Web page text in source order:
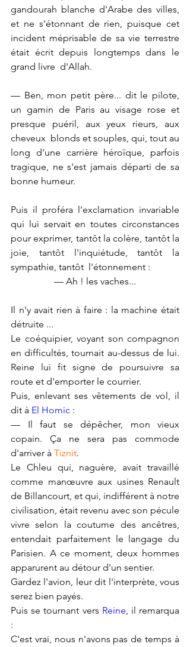
gandourah blanche d'Arabe des villes,
et ne s'étonnant de rien, puisque cet
incident méprisable de sa vie terrestre
était écrit depuis longtemps dans le
grand livre  d'Allah.
— Ben, mon petit père... dit le pilote,
un gamin de Paris au visage rose et
presque puéril, aux yeux rieurs, aux
cheveux  blonds et souples, qui, tout au
long d'une carrière héroïque, parfois
tragique, ne s'est jamais départi de sa
bonne humeur.
Puis il proféra l'exclamation invariable
qui lui servait en toutes circonstances
pour exprimer, tantôt la colère, tantôt la
joie, tantôt l'inquiétude, tantôt la
sympathie, tantôt  l'étonnement :
— Ah ! les vaches...
Il n'y avait rien à faire : la machine était
détruite ...
Le coéquipier, voyant son compagnon
en difficultés, tournait au-dessus de lui.
Reine lui fit signe de poursuivre sa
route et d'emporter le courrier.
Puis, enlevant ses vêtements de vol, il
dit à El Homic :
— Il faut se dépêcher, mon vieux
copain. Ça ne sera pas commode
d'arriver à Tiznit.
Le Chleu qui, naguère, avait travaillé
comme manœuvre aux usines Renault
de Billancourt, et qui, indifférent à notre
civilisation, était revenu avec son pécule
vivre selon la coutume des ancêtres,
entendait parfaitement le langage du
Parisien. A ce moment, deux hommes
apparurent au détour d'un sentier.
Gardez l'avion, leur dit l'interprète, vous
serez bien payés.
Puis se tournant vers Reine, il remarqua
:
C'est vrai, nous n'avons pas de temps à